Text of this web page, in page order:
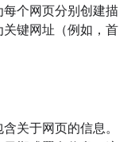
个网页分别创建描
键网址（例如，首
关于网页的信息。